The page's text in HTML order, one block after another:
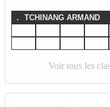
. TCHINANG ARMAND
Voir tous les